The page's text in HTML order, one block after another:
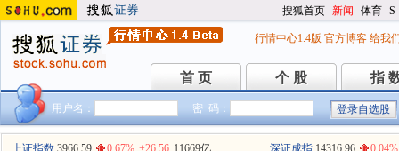
搜狐首页-新闻 -体育-S
行情中心1.4版 官方博客 给我
首 页
首 页 个 股
个 股 指
指
用户名： 密 码：
上证指数:3966.59 0.67% +26.56 11669亿 深证成指:14316.96 0.04%